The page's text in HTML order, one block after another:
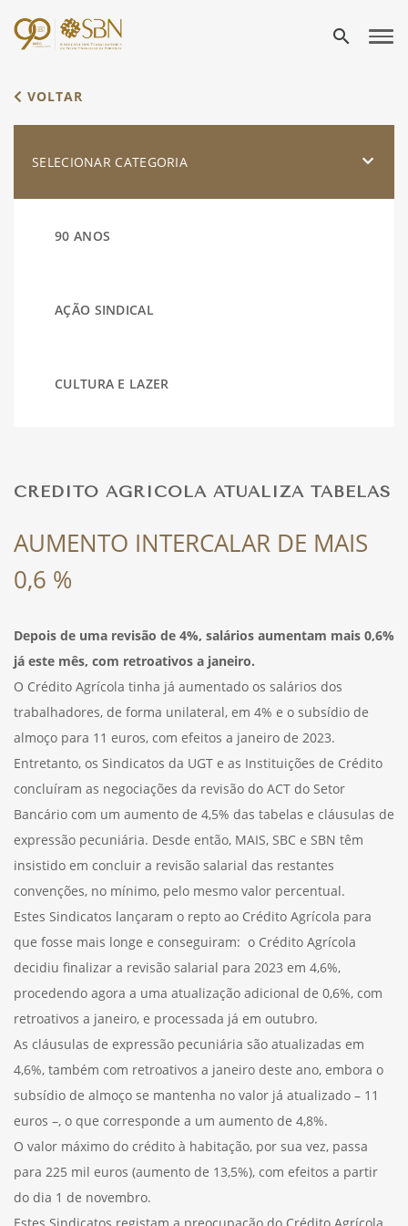
search
VOLTAR
SELECIONAR CATEGORIA
90 ANOS
AÇÃO SINDICAL
CULTURA E LAZER
FÉRIAS
CRÉDITO AGRÍCOLA ATUALIZA TABELAS
AUMENTO INTERCALAR DE MAIS
0,6 %
Depois de uma revisão de 4%, salários aumentam mais 0,6%
já este mês, com retroativos a janeiro.
O Crédito Agrícola tinha já aumentado os salários dos
trabalhadores, de forma unilateral, em 4% e o subsídio de
almoço para 11 euros, com efeitos a janeiro de 2023.
Entretanto, os Sindicatos da UGT e as Instituições de Crédito
concluíram as negociações da revisão do ACT do Setor
Bancário com um aumento de 4,5% das tabelas e cláusulas de
expressão pecuniária. Desde então, MAIS, SBC e SBN têm
insistido em concluir a revisão salarial das restantes
convenções, no mínimo, pelo mesmo valor percentual.
Estes Sindicatos lançaram o repto ao Crédito Agrícola para
que fosse mais longe e conseguiram: o Crédito Agrícola
decidiu finalizar a revisão salarial para 2023 em 4,6%,
procedendo agora a uma atualização adicional de 0,6%, com
retroativos a janeiro, e processada já em outubro.
As cláusulas de expressão pecuniária são atualizadas em
4,6%, também com retroativos a janeiro deste ano, embora o
subsídio de almoço se mantenha no valor já atualizado – 11
euros –, o que corresponde a um aumento de 4,8%.
O valor máximo do crédito à habitação, por sua vez, passa
para 225 mil euros (aumento de 13,5%), com efeitos a partir
do dia 1 de novembro.